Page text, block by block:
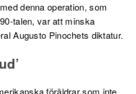
denna operation, som
talen, var att minska
Augusto Pinochets diktatur.
föräldrar som inte